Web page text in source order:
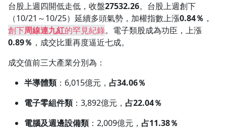
台股上週四開低走低，收盤27532.26。台股上週創下
（10/21～10/25）延續多頭氣勢，加權指數上漲0.84％ ，
創下周線連九紅的罕見紀錄。電子類股成為功臣，上漲
0.89％ ，成交比重再度逼近七成。
成交值前三大產業分別為：
半導體類：6,015億元， 占34.06％
電子零組件類：3,892億元， 占22.04％
電腦及週邊設備類：2,009億元， 占11.38％